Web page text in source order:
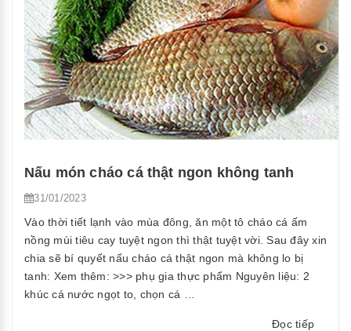
Nấu món cháo cá thật ngon không tanh
31/01/2023
Vào thời tiết lạnh vào mùa đông, ăn một tô cháo cá ấm
nồng mùi tiêu cay tuyệt ngon thì thật tuyệt vời. Sau đây xin
chia sẽ bí quyết nấu cháo cá thật ngon mà không lo bị
tanh: Xem thêm: >>> phụ gia thực phẩm Nguyên liệu: 2
khúc cá nước ngọt to, chọn cá …
Đọc tiếp“Nấu